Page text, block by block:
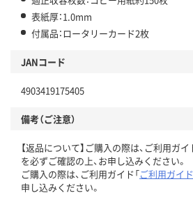
表紙厚：1.0mm
付属品：ロータリーカード2枚
JANコード
4903419175405
備考（ご注意）
【返品について】ご購入の際は、ご利用ガイ
を必ずご確認の上、お申し込みください。
ご購入の際は、ご利用ガイド「ご利用ガイド
申し込みください。